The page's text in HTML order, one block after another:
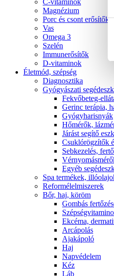
C-vitaminok
Magnézium
Porc és csont erősítők
Vas
Omega 3
Szelén
Immunerősítők
D-vitaminok
Életmód, szépség
Diagnosztika
Gyógyászati
Fekvőbeteg-
Gerinc terápia,
Gyógyharisnyák
Hőmérők,
Járást segítő
Csuklórögzítők
Sebkezelés,
Egyéb
Spa termékek,
Reformélelmiszerek
Bőr, haj, köröm
Gombás
Ekcéma,
Arcápolás
Ajakápoló
Haj
Napvédelem
Kéz
Láb